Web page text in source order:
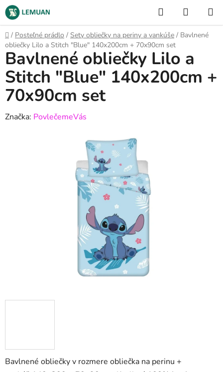
Prejsť
na
obsah
Hľadať
KOŠÍK
Domov
/ Posteľné prádlo / Sety obliečky na periny a vankúše / Bavlnené
obliečky Lilo a Stitch "Blue" 140x200cm + 70x90cm set
Bavlnené obliečky v rozmere obliečka na perinu +
Bavlnené obliečky Lilo a
Stitch "Blue" 140x200cm +
70x90cm set
Značka: PovlečemeVás